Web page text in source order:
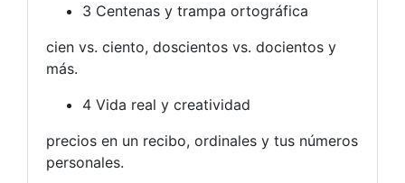
3 Centenas y trampa ortográfica
cien vs. ciento, doscientos vs. docientos y
más.
4 Vida real y creatividad
precios en un recibo, ordinales y tus números
personales.